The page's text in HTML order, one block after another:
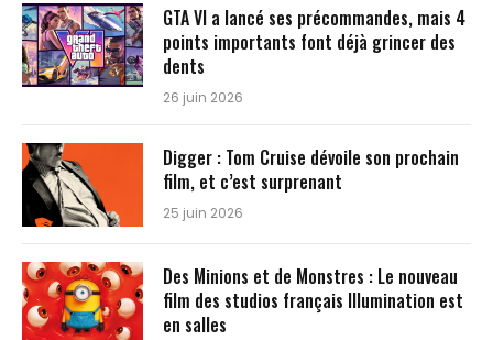
GTA VI a lancé ses précommandes, mais 4
points importants font déjà grincer des
dents
26 juin 2026
Digger : Tom Cruise dévoile son prochain
film, et c’est surprenant
25 juin 2026
Des Minions et de Monstres : Le nouveau
film des studios français Illumination est
en salles